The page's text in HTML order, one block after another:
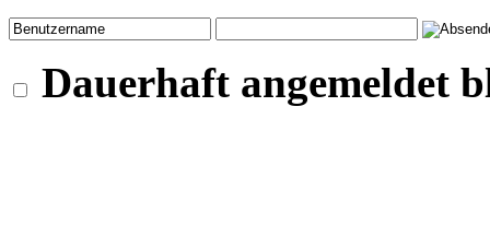
Dauerhaft angemeldet